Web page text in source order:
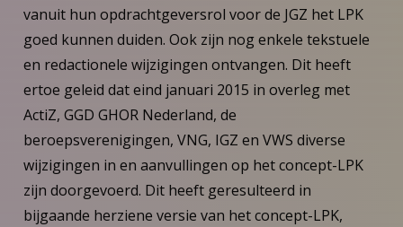
vanuit hun opdrachtgeversrol voor de JGZ het LPK
goed kunnen duiden. Ook zijn nog enkele tekstuele
en redactionele wijzigingen ontvangen. Dit heeft
ertoe geleid dat eind januari 2015 in overleg met
ActiZ, GGD GHOR Nederland, de
beroepsverenigingen, VNG, IGZ en VWS diverse
wijzigingen in en aanvullingen op het concept-LPK
zijn doorgevoerd. Dit heeft geresulteerd in
bijgaande herziene versie van het concept-LPK,